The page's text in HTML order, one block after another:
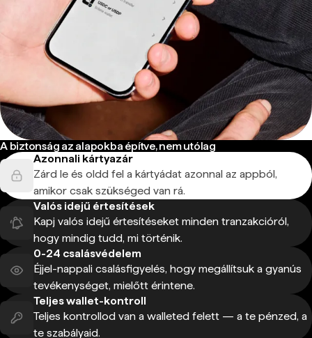
A biztonság az alapokba építve, nem utólag
Azonnali kártyazár
Zárd le és oldd fel a kártyádat azonnal az appból,
amikor csak szükséged van rá.
Valós idejű értesítések
Kapj valós idejű értesítéseket minden tranzakcióról,
hogy mindig tudd, mi történik.
0-24 csalásvédelem
Éjjel-nappali csalásfigyelés, hogy megállítsuk a gyanús
tevékenységet, mielőtt érintene.
Teljes wallet-kontroll
Teljes kontrollod van a walleted felett — a te pénzed, a
te szabályaid.